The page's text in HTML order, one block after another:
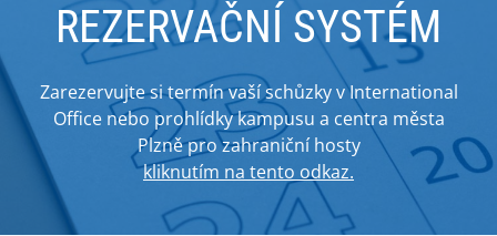
REZERVAČNÍ SYSTÉM
Zarezervujte si termín vaší schůzky v International
Office nebo prohlídky kampusu a centra města
Plzně pro zahraniční hosty
kliknutím na tento odkaz.